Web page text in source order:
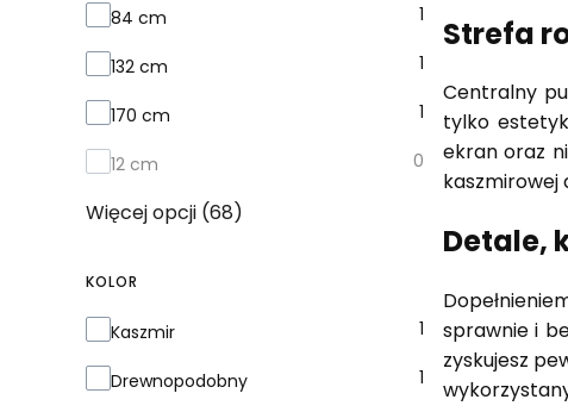
84 cm 1
132 cm 1
170 cm 1
12 cm 0
Więcej opcji (68)
KOLOR
Kolor
Kaszmir 1
Drewnopodobny 1
Strefa
Centralny
tylko
ekran oraz
kaszmirowej
Detale,
sprawnie i
zyskujesz